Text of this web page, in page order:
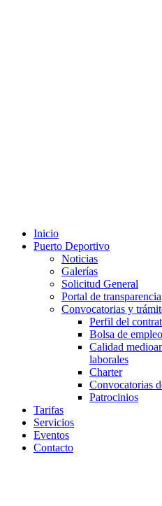
Inicio
Puerto Deportivo
Noticias
Galerías
Solicitud General
Portal de transparencia
Convocatorias y
Perfil del
Bolsa de empleo
Calidad
laborales
Charter
Convocatorias
Patrocinios
Tarifas
Servicios
Eventos
Contacto